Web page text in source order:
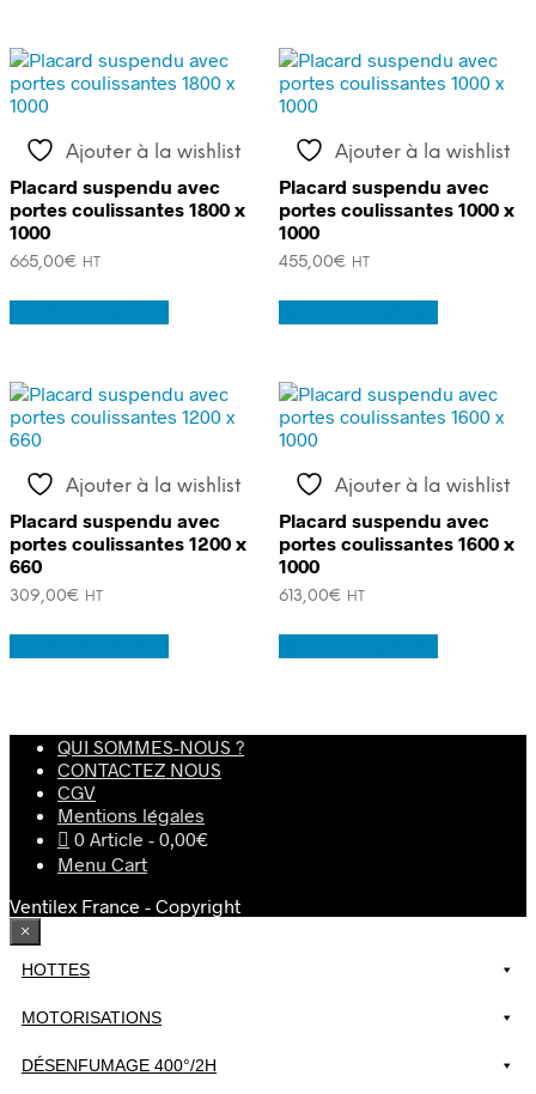
Ajouter à la wishlist
Placard suspendu avec
portes coulissantes 1800 x
1000
665,00€ HT
Ajouter à la wishlist
Placard suspendu avec
portes coulissantes 1000 x
1000
455,00€ HT
Ajouter à la wishlist
Placard suspendu avec
portes coulissantes 1200 x
660
309,00€ HT
Ajouter à la wishlist
Placard suspendu avec
portes coulissantes 1600 x
1000
613,00€ HT
QUI SOMMES-NOUS ?
CONTACTEZ NOUS
CGV
Mentions légales
0 Article
0,00€
Menu Cart
Ventilex France - Copyright
×
HOTTES
MOTORISATIONS
DÉSENFUMAGE 400°/2H